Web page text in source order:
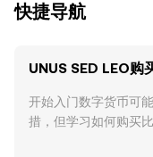
快捷导航
UNUS SED LEO购
开始入门数字货币可
措，但学习如何购买